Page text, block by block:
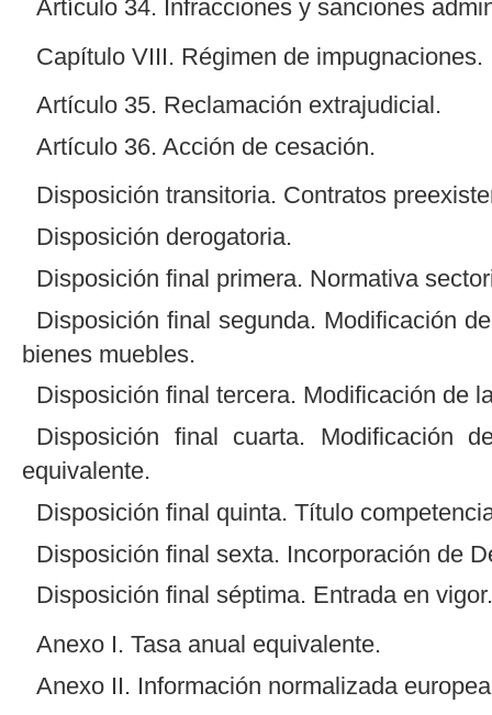
Artículo 34. Infracciones y sanciones
Capítulo VIII. Régimen de impugnaciones.
Artículo 35. Reclamación extrajudicial.
Artículo 36. Acción de cesación.
Disposición transitoria. Contratos
Disposición derogatoria.
Disposición final primera. Normativa
Disposición final segunda. Modificación
bienes muebles.
Disposición final tercera. Modificación de
Disposición final cuarta. Modificación
equivalente.
Disposición final quinta. Título
Disposición final sexta. Incorporación de
Disposición final séptima. Entrada en
Anexo I. Tasa anual equivalente.
Anexo II. Información normalizada